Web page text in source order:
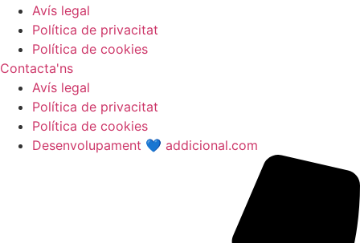
Avís legal
Política de privacitat
Política de cookies
Contacta'ns
Avís legal
Política de privacitat
Política de cookies
Desenvolupament 💙 addicional.com